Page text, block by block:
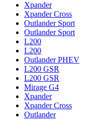
Xpander
Xpander Cross
Outlander Sport
Outlander Sport
L200
L200
Outlander PHEV
L200 GSR
L200 GSR
Mirage G4
Xpander
Xpander Cross
Outlander